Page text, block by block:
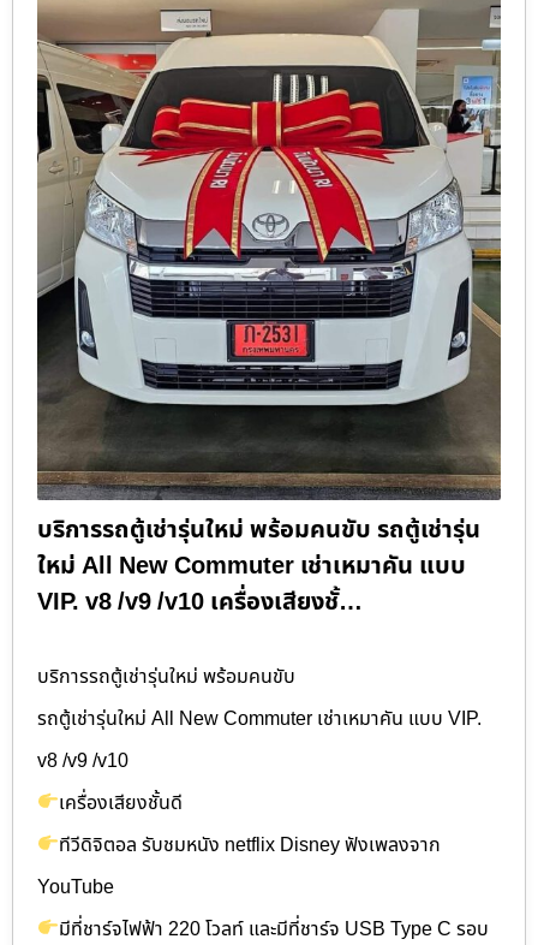
บริการรถตู้เช่ารุ่นใหม่ พร้อมคนขับ รถตู้เช่ารุ่น
ใหม่ All New Commuter เช่าเหมาคัน แบบ
VIP. v8 /v9 /v10 เครื่องเสียงชั้…
บริการรถตู้เช่ารุ่นใหม่ พร้อมคนขับ
รถตู้เช่ารุ่นใหม่ All New Commuter เช่าเหมาคัน แบบ VIP.
v8 /v9 /v10
เครื่องเสียงชั้นดี
ทีวีดิจิตอล รับชมหนัง netflix Disney ฟังเพลงจาก
YouTube
มีที่ชาร์จไฟฟ้า 220 โวลท์ และมีที่ชาร์จ USB Type C รอบ